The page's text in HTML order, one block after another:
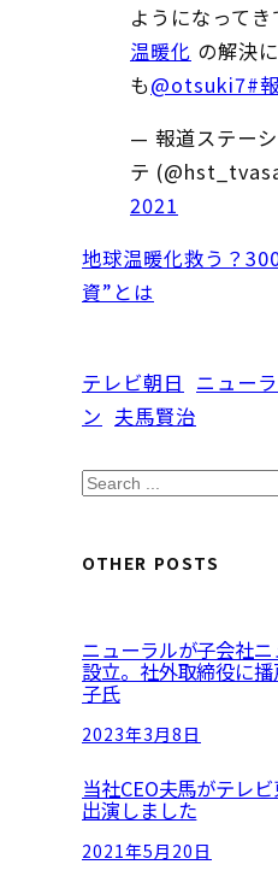
ようになってき
温暖化 の解決
も@otsuki7#
— 報道ステー
テ
2021
地球温暖化救う？
資”とは
テレビ朝日 ニュー
ン 夫馬賢治
S
a
h
OTHER POSTS
ニューラルが子会社
設立。社外取締役に
子氏
2023年3月8日
当社CEO夫馬がテレ
出演しました
2021年5月20日